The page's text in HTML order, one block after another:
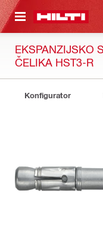
GLAVNI SADRŽAJ
EKSPANZIJSKO
ČELIKA HST3-R
Konfigurator